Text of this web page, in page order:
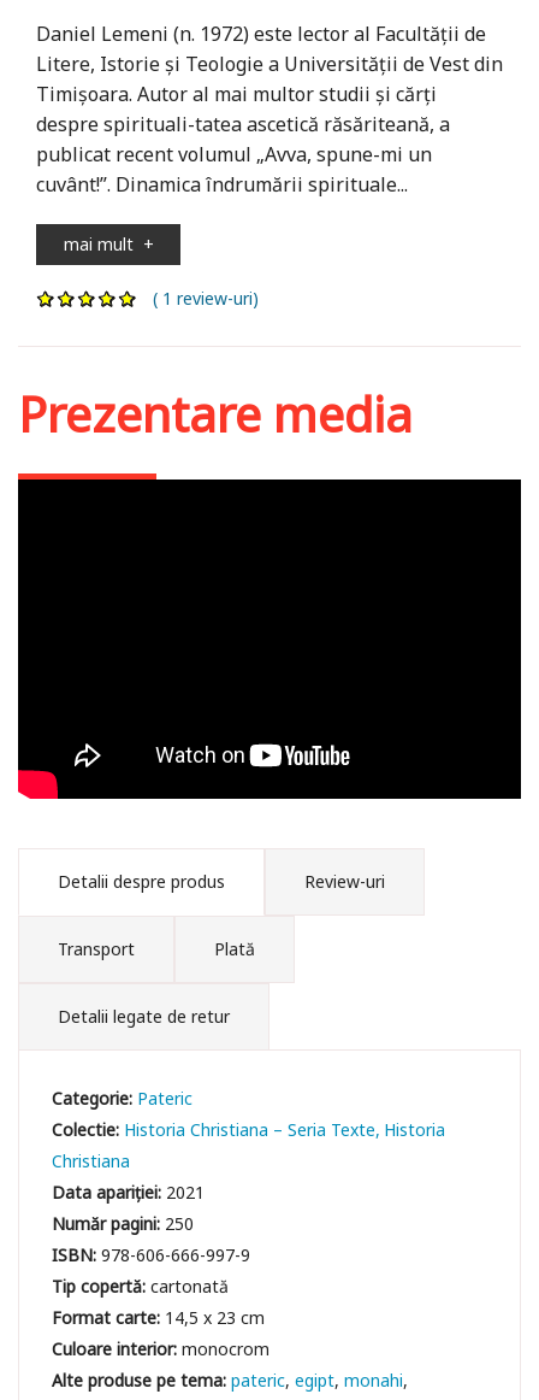
Daniel Lemeni (n. 1972) este lector al Facultății de
Litere, Istorie și Teologie a Universității de Vest din
Timișoara. Autor al mai multor studii și cărți
despre spirituali-tatea ascetică răsăriteană, a
publicat recent volumul „Avva, spune-mi un
cuvânt!”. Dinamica îndrumării spirituale...
mai mult +
( 1 review-uri)
Prezentare media
Detalii despre produs Review-uri
Transport Plată
Detalii legate de retur
Categorie: Pateric
Colectie: Historia Christiana – Seria Texte Historia
Christiana
Data apariției: 2021
Număr pagini: 250
ISBN:978-606-666-997-9
Tip copertă:cartonată
Format carte: 14,5 x 23 cm
Culoare interior:monocrom
pateric egipt monahi